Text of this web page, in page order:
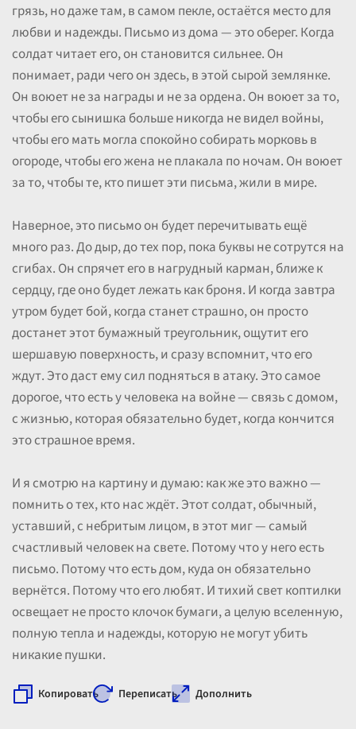
грязь, но даже там, в самом пекле, остаётся место для
любви и надежды. Письмо из дома — это оберег. Когда
солдат читает его, он становится сильнее. Он
понимает, ради чего он здесь, в этой сырой землянке.
Он воюет не за награды и не за ордена. Он воюет за то,
чтобы его сынишка больше никогда не видел войны,
чтобы его мать могла спокойно собирать морковь в
огороде, чтобы его жена не плакала по ночам. Он воюет
за то, чтобы те, кто пишет эти письма, жили в мире.
Наверное, это письмо он будет перечитывать ещё
много раз. До дыр, до тех пор, пока буквы не сотрутся на
сгибах. Он спрячет его в нагрудный карман, ближе к
сердцу, где оно будет лежать как броня. И когда завтра
утром будет бой, когда станет страшно, он просто
достанет этот бумажный треугольник, ощутит его
шершавую поверхность, и сразу вспомнит, что его
ждут. Это даст ему сил подняться в атаку. Это самое
дорогое, что есть у человека на войне — связь с домом,
с жизнью, которая обязательно будет, когда кончится
это страшное время.
И я смотрю на картину и думаю: как же это важно —
помнить о тех, кто нас ждёт. Этот солдат, обычный,
уставший, с небритым лицом, в этот миг — самый
счастливый человек на свете. Потому что у него есть
письмо. Потому что есть дом, куда он обязательно
вернётся. Потому что его любят. И тихий свет коптилки
освещает не просто клочок бумаги, а целую вселенную,
полную тепла и надежды, которую не могут убить
никакие пушки.
Копировать Переписать Дополнить